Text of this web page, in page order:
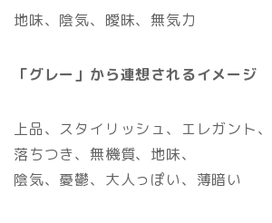
地味、陰気、曖昧、無気力
「グレー」から連想されるイメージ
上品、スタイリッシュ、エレガント、
落ちつき、無機質、地味、
陰気、憂鬱、大人っぽい、薄暗い